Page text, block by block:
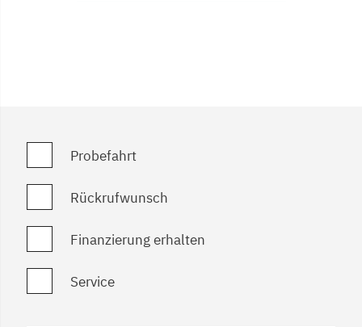
Probefahrt
Rückrufwunsch
Finanzierung erhalten
Service